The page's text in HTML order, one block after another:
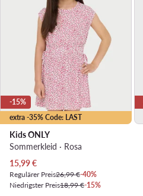
extra -35% Code: LAST
-15%
Kids ONLY
Sommerkleid · Rosa
Aktueller Preis
15,99€
Regulärer Preis26,99 €-40%
Niedrigster Preis18,99 €-15%